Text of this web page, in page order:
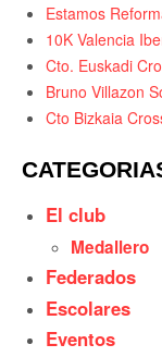
Estamos
10K Valencia
Cto. Euskadi
Bruno Villazon
Cto Bizkaia
El club
Medallero
Federados
Escolares
Eventos